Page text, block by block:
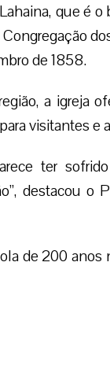
que é
de 1858.
a igreja
visitantes e
ter
destacou o
de 200